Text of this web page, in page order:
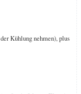
Kühlung nehmen), plus